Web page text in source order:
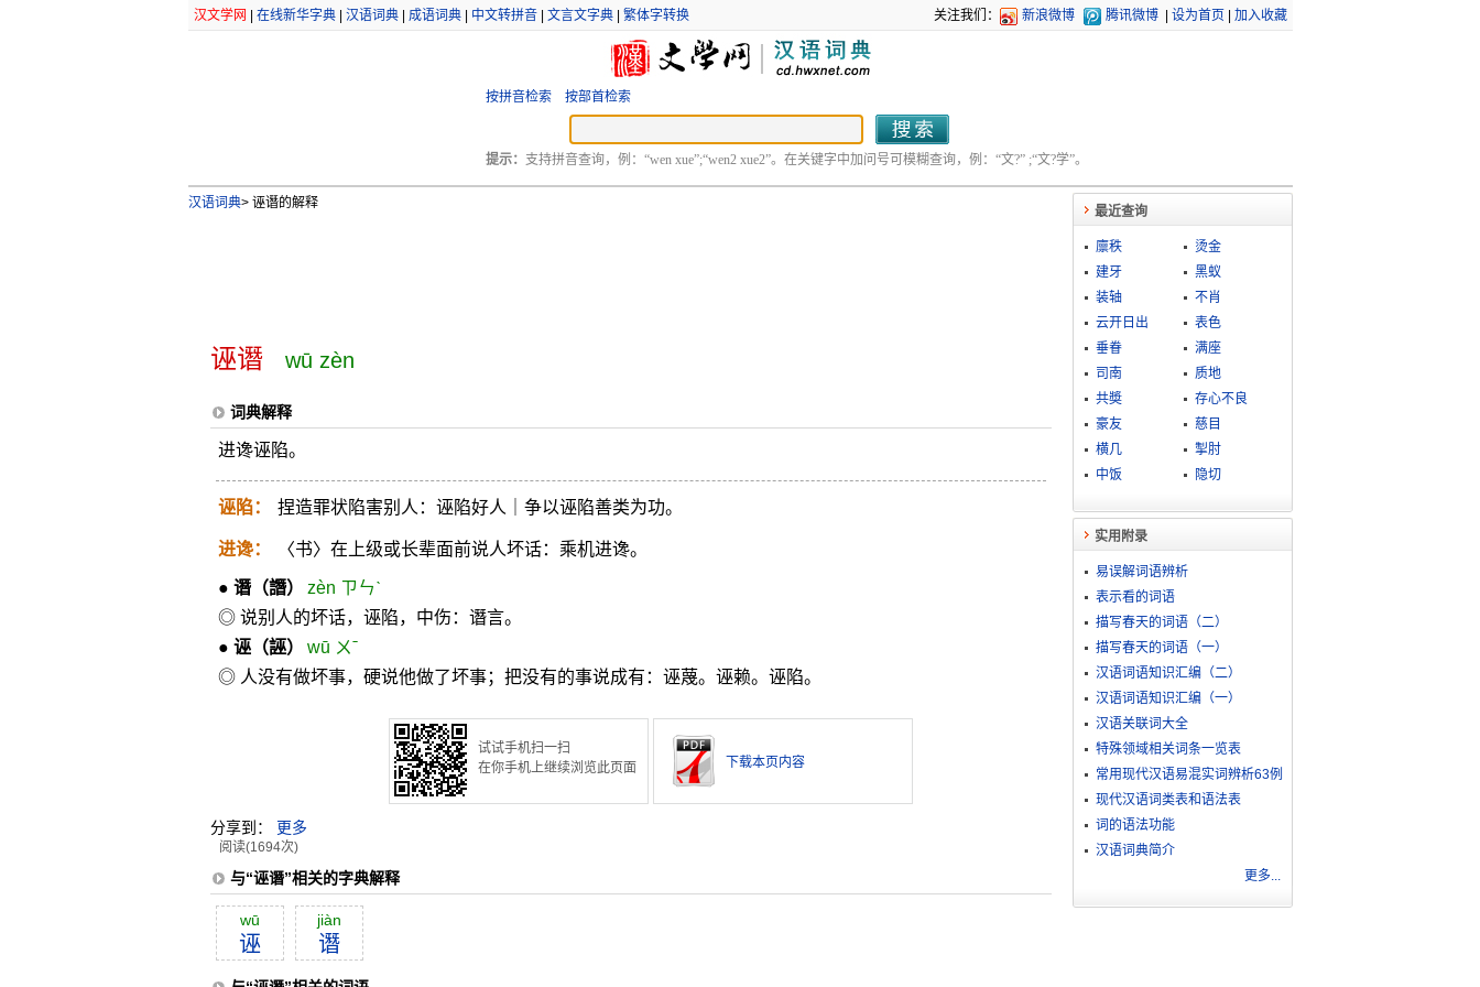
汉文学网 在线新华字典| 汉语词典| 成语词典| 中文转拼音| 文言文字典| 繁体字转换 关注我们： 新浪微博 腾讯微博 设为首页 加入收藏
按拼音检索 按部首检索
提示： 支持拼音查询，例：“wen xue”;“wen2 xue2”。在关键字中加问号可模糊查询，例：“文?” ;“文?学”。
汉语词典>诬谮的解释
诬谮 wū zèn
词典解释
进谗诬陷。
诬陷： 捏造罪状陷害别人：诬陷好人｜争以诬陷善类为功。
进谗： 〈书〉在上级或长辈面前说人坏话：乘机进谗。
● 谮（譖）
zèn ㄗㄣˋ
◎ 说别人的坏话，诬陷，中伤：谮言。
● 诬（誣）
wū ㄨˉ
◎ 人没有做坏事，硬说他做了坏事；把没有的事说成有：诬蔑。诬赖。诬陷。
试试手机扫一扫
在你手机上继续浏览此页面
下载本页内容
分享到： 更多
阅读(1694次)
与“诬谮”相关的字典解释
wū
诬
jiàn
谮
最近查询
廪秩
烫金
建牙
黑蚁
装轴
不肖
云开日出
表色
垂眷
满座
司南
质地
共奬
存心不良
豪友
慈目
横几
掣肘
中饭
隐切
实用附录
易误解词语辨析
表示看的词语
描写春天的词语（二）
描写春天的词语（一）
汉语词语知识汇编（二）
汉语词语知识汇编（一）
汉语关联词大全
特殊领域相关词条一览表
常用现代汉语易混实词辨析63例
现代汉语词类表和语法表
词的语法功能
汉语词典简介
更多...